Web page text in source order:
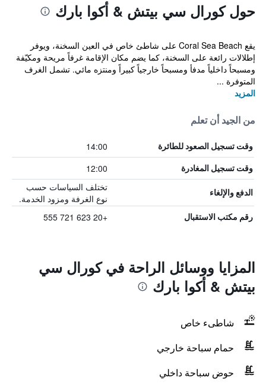
حول كورال سي بيتش & أكوا بارك
يقع Coral Sea Beach على شاطئ خاص في العين السخنة، ويوفر
إطلالات رائعة على السخنة، كما يضم مكان الإقامة غرفاً مريحة ومكيّفة
ومسبحاً داخلياً مدفأ ومسبحاً خارجياً كبيراً ومنتزه مائي. تشمل الغرف
المتوفرة ...
المزيد
من الجيد أن تعلم
وقت تسجيل الصعود للطائرة 14:00
وقت تسجيل المغادرة 12:00
الدفع والإلغاء
تختلف السياسات حسب
نوع الغرفة ومزود الخدمة.
رقم مكتب الاستقبال +20 623 721 555
المزايا ووسائل الراحة في كورال سي
بيتش & أكوا بارك
شاطىء خاص
حمام سباحة خارجي
حوض سباحة داخلي